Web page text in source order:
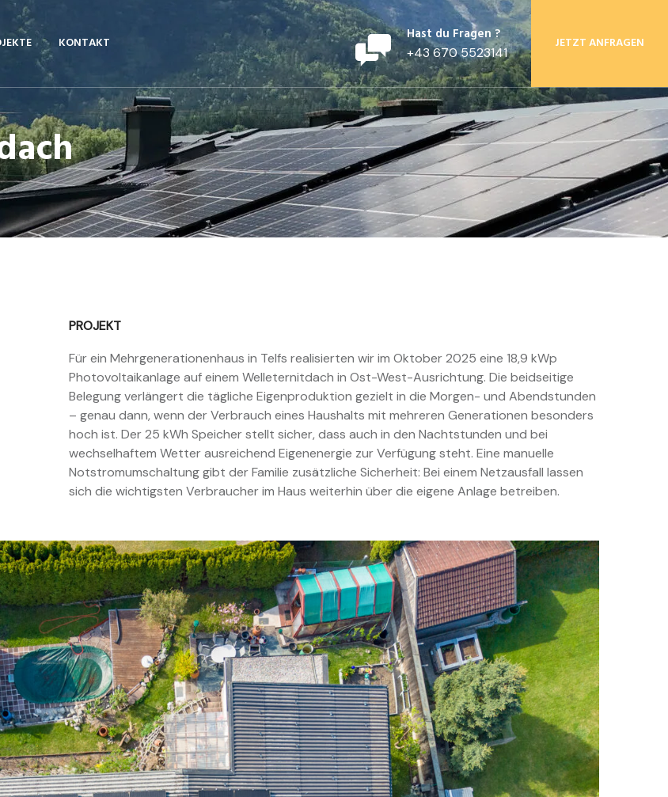
KONTAKT Hast du Fragen ?
+43 670 5523141
JETZT ANFRAGEN
PROJEKT
Für ein Mehrgenerationenhaus in Telfs realisierten wir im Oktober 2025 eine 18,9 kWp
Photovoltaikanlage auf einem Welleternitdach in Ost-West-Ausrichtung. Die beidseitige
Belegung verlängert die tägliche Eigenproduktion gezielt in die Morgen- und Abendstunden
– genau dann, wenn der Verbrauch eines Haushalts mit mehreren Generationen besonders
hoch ist. Der 25 kWh Speicher stellt sicher, dass auch in den Nachtstunden und bei
wechselhaftem Wetter ausreichend Eigenenergie zur Verfügung steht. Eine manuelle
Notstromumschaltung gibt der Familie zusätzliche Sicherheit: Bei einem Netzausfall lassen
sich die wichtigsten Verbraucher im Haus weiterhin über die eigene Anlage betreiben.